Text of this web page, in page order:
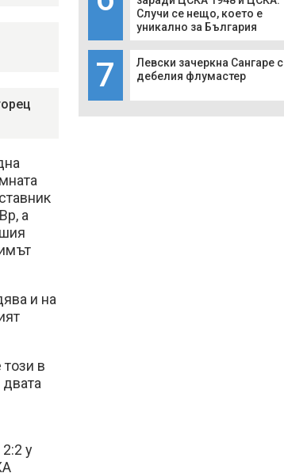
а
и на
в
у
Случи се нещо, което е
уникално за България
7
Левски зачеркна Сангаре с
дебелия флумастер